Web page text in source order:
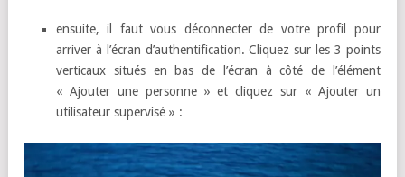
ensuite, il faut vous déconnecter de votre profil pour
arriver à l’écran d’authentification. Cliquez sur les 3 points
verticaux situés en bas de l’écran à côté de l’élément
« Ajouter une personne » et cliquez sur « Ajouter un
utilisateur supervisé » :